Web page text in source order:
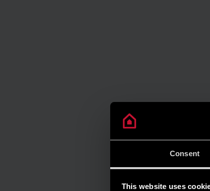
Consent
This website uses